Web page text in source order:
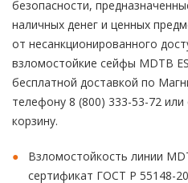
безопасности,
наличных денег и ценных
от несанкционированного
взломостойкие сейфы MDTB
бесплатной доставкой по
телефону 8 (800) 333-53-72
корзину.
Взломостойкость линии
сертификат ГОСТ Р 55148-